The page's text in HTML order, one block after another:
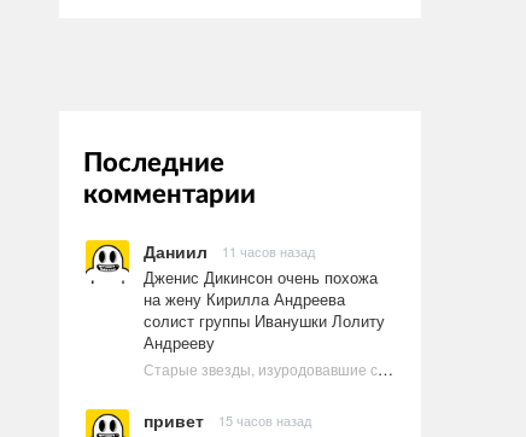
Последние
комментарии
Даниил 11 часов назад
Дженис Дикинсон очень похожа
на жену Кирилла Андреева
солист группы Иванушки Лолиту
Андрееву
Старые звезды, изуродовавшие себя пластикой
привет 15 часов назад